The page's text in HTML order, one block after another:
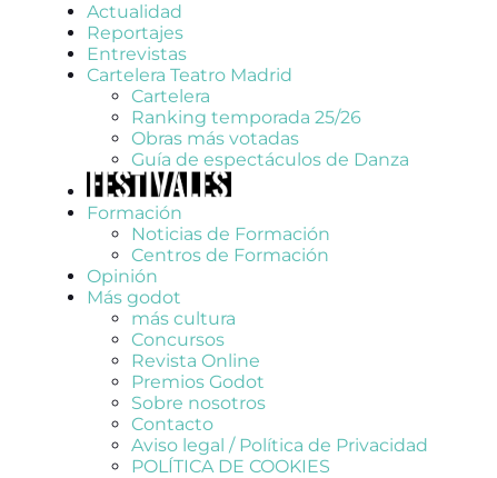
Actualidad
Reportajes
Entrevistas
Cartelera Teatro Madrid
Cartelera
Ranking temporada 25/26
Obras más votadas
Guía de espectáculos de Danza
Formación
Noticias de Formación
Centros de Formación
Opinión
Más godot
más cultura
Concursos
Revista Online
Premios Godot
Sobre nosotros
Contacto
Aviso legal / Política de Privacidad
POLÍTICA DE COOKIES